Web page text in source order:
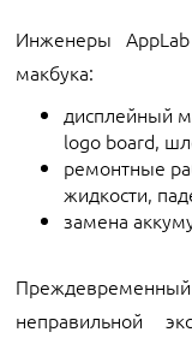
Инженеры
макбука:
дисплейный
logo board,
ремонтные
жидкости,
замена
неправильной